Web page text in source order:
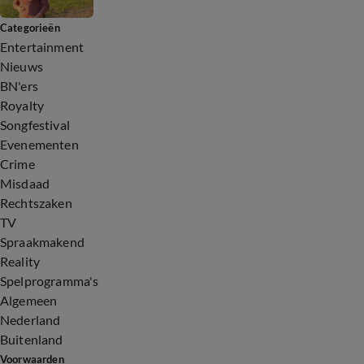
Categorieën
Entertainment
Nieuws
BN'ers
Royalty
Songfestival
Evenementen
Crime
Misdaad
Rechtszaken
TV
Spraakmakend
Reality
Spelprogramma's
Algemeen
Nederland
Buitenland
Voorwaarden